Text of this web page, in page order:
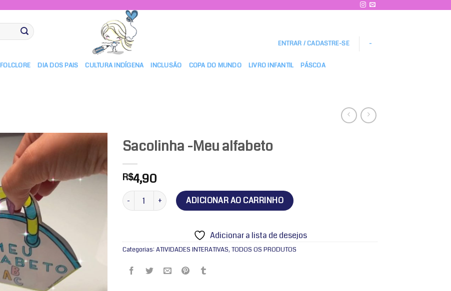
ENTRAR / CADASTRE-SE -
FOLCLORE DIA DOS PAIS CULTURA INDÍGENA INCLUSÃO COPA DO MUNDO LIVRO INFANTIL PÁSCOA
Adicionar
Sacolinha -Meu alfabeto
R$4,90
Sacolinha -Meu alfabeto quantidade
ADICIONAR AO CARRINHO
Adicionar a lista de desejos
Categorias: ATIVIDADES INTERATIVAS, TODOS OS PRODUTOS